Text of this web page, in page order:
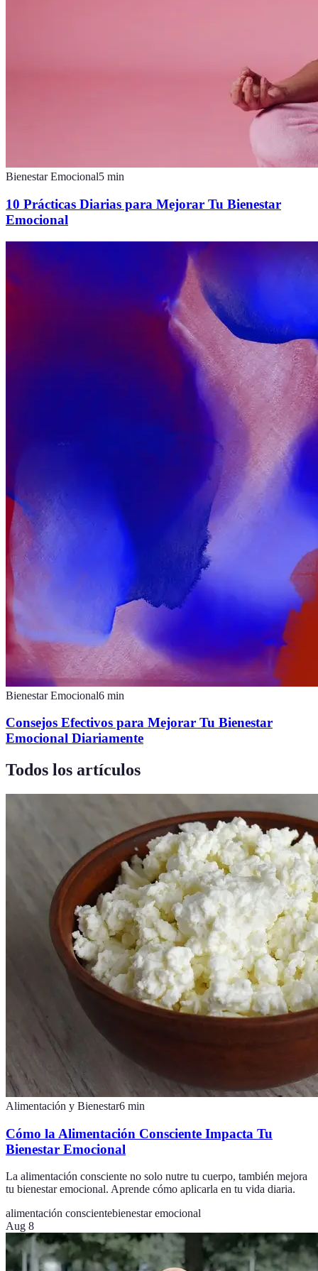
Bienestar Emocional5 min
10 Prácticas Diarias para Mejorar Tu Bienestar
Emocional
Bienestar Emocional6 min
Consejos Efectivos para Mejorar Tu Bienestar
Emocional Diariamente
Todos los artículos
Alimentación y Bienestar6 min
Cómo la Alimentación Consciente Impacta Tu
Bienestar Emocional
La alimentación consciente no solo nutre tu cuerpo, también mejora
tu bienestar emocional. Aprende cómo aplicarla en tu vida diaria.
alimentación conscientebienestar emocional
Aug 8